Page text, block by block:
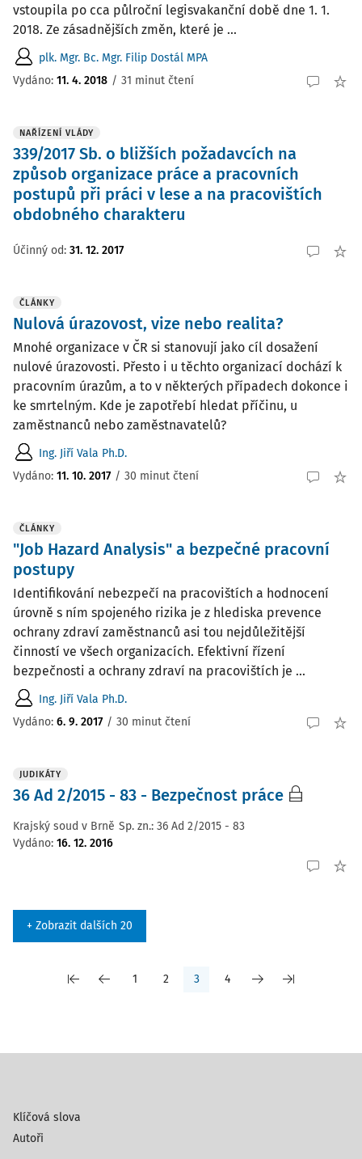
vstoupila po cca půlroční legisvakanční době dne 1. 1.
2018. Ze zásadnějších změn, které je ...
plk. Mgr. Bc. Mgr. Filip Dostál MPA
Vydáno: 11. 4. 2018 / 31 minut čtení
NAŘÍZENÍ VLÁDY
339/2017 Sb. o bližších požadavcích na
způsob organizace práce a pracovních
postupů při práci v lese a na pracovištích
obdobného charakteru
Účinný od: 31. 12. 2017
ČLÁNKY
Nulová úrazovost, vize nebo realita?
Mnohé organizace v ČR si stanovují jako cíl dosažení
nulové úrazovosti. Přesto i u těchto organizací dochází k
pracovním úrazům, a to v některých případech dokonce i
ke smrtelným. Kde je zapotřebí hledat příčinu, u
zaměstnanců nebo zaměstnavatelů?
Ing. Jiří Vala Ph.D.
Vydáno: 11. 10. 2017 / 30 minut čtení
ČLÁNKY
"Job Hazard Analysis" a bezpečné pracovní
postupy
Identifikování nebezpečí na pracovištích a hodnocení
úrovně s ním spojeného rizika je z hlediska prevence
ochrany zdraví zaměstnanců asi tou nejdůležitější
činností ve všech organizacích. Efektivní řízení
bezpečnosti a ochrany zdraví na pracovištích je ...
Ing. Jiří Vala Ph.D.
Vydáno: 6. 9. 2017 / 30 minut čtení
JUDIKÁTY
36 Ad 2/2015 - 83 - Bezpečnost práce
Krajský soud v Brně Sp. zn.: 36 Ad 2/2015 - 83
Vydáno: 16. 12. 2016
+ Zobrazit dalších 20
1 2 3 4
Klíčová slova
Autoři